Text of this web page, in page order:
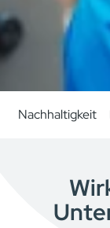
Nachhaltigkeit